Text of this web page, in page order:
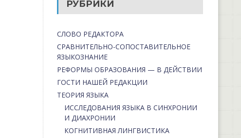
РУБРИКИ
СЛОВО РЕДАКТОРА
СРАВНИТЕЛЬНО-СОПОСТАВИТЕЛЬНОЕ
ЯЗЫКОЗНАНИЕ
РЕФОРМЫ ОБРАЗОВАНИЯ — В ДЕЙСТВИИ
ГОСТИ НАШЕЙ РЕДАКЦИИ
ТЕОРИЯ ЯЗЫКА
ИССЛЕДОВАНИЯ ЯЗЫКА В СИНХРОНИИ
И ДИАХРОНИИ
КОГНИТИВНАЯ ЛИНГВИСТИКА